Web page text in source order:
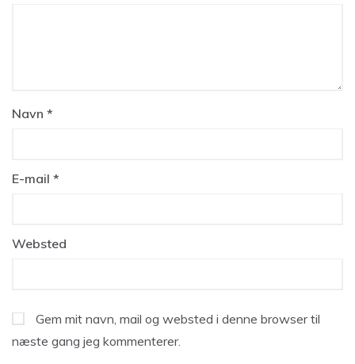
Navn *
E-mail *
Websted
Gem mit navn, mail og websted i denne browser til
næste gang jeg kommenterer.